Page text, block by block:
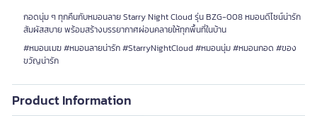
กอดนุ่ม ๆ ทุกคืนกับหมอนลาย Starry Night Cloud รุ่น BZG-008 หมอนดีไซน์น่ารัก
สัมผัสสบาย พร้อมสร้างบรรยากาศผ่อนคลายให้ทุกพื้นที่ในบ้าน
#หมอนเมฆ #หมอนลายน่ารัก #StarryNightCloud #หมอนนุ่ม #หมอนกอด #ของ
ขวัญน่ารัก
Product Information